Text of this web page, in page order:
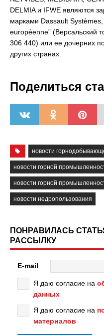
DELMIA и IFWE являются
марками Dassault
européenne” (Версальский
306 440) или ее дочерних
других странах.
Поделиться
новости
новости горной
новости горной
новости недропользования
ПОНРАВИЛАСЬ
РАССЫЛКУ
E-mail
Я даю согласие на
данных
Я даю согласие на
материалов